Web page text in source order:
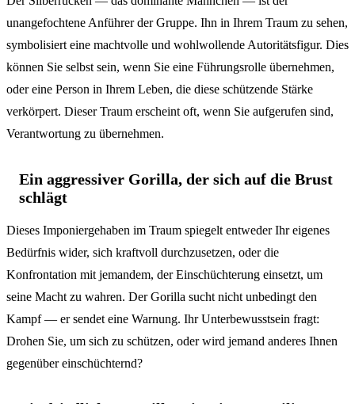
unangefochtene Anführer der Gruppe. Ihn in Ihrem Traum zu sehen,
symbolisiert eine machtvolle und wohlwollende Autoritätsfigur. Dies
können Sie selbst sein, wenn Sie eine Führungsrolle übernehmen,
oder eine Person in Ihrem Leben, die diese schützende Stärke
verkörpert. Dieser Traum erscheint oft, wenn Sie aufgerufen sind,
Verantwortung zu übernehmen.
Ein aggressiver Gorilla, der sich auf die Brust
schlägt
Dieses Imponiergehaben im Traum spiegelt entweder Ihr eigenes
Bedürfnis wider, sich kraftvoll durchzusetzen, oder die
Konfrontation mit jemandem, der Einschüchterung einsetzt, um
seine Macht zu wahren. Der Gorilla sucht nicht unbedingt den
Kampf — er sendet eine Warnung. Ihr Unterbewusstsein fragt:
Drohen Sie, um sich zu schützen, oder wird jemand anderes Ihnen
gegenüber einschüchternd?